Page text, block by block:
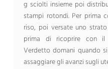
g sciolti insieme poi
stampi rotondi. Per prima
riso, poi versate uno
prima di ricoprire con il
Verdetto domani quando
assaggiare gli avanzi sugli